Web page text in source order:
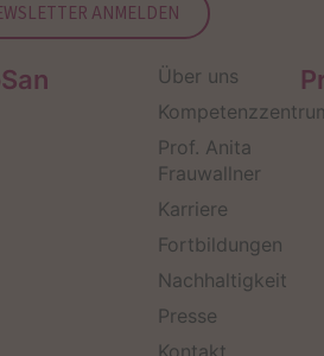
ANMELDEN
Über uns
Prof. Anita
Frauwallner
Karriere
Fortbildungen
Nachhaltigkeit
Presse